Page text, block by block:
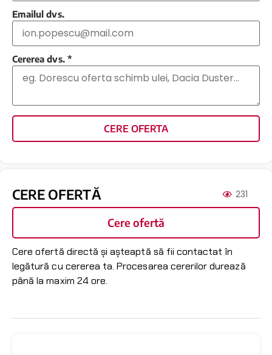
Emailul dvs.
Cererea dvs. *
CERE OFERTA
CERE OFERTĂ 231
Cere ofertă
Cere ofertă directă și așteaptă să fii contactat în
legătură cu cererea ta. Procesarea cererilor durează
până la maxim 24 ore.